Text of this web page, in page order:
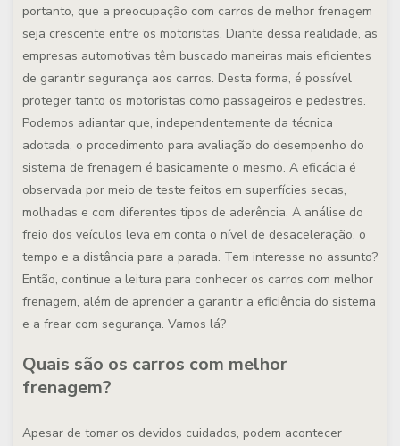
portanto, que a preocupação com carros de melhor frenagem
seja crescente entre os motoristas. Diante dessa realidade, as
empresas automotivas têm buscado maneiras mais eficientes
de garantir segurança aos carros. Desta forma, é possível
proteger tanto os motoristas como passageiros e pedestres.
Podemos adiantar que, independentemente da técnica
adotada, o procedimento para avaliação do desempenho do
sistema de frenagem é basicamente o mesmo. A eficácia é
observada por meio de teste feitos em superfícies secas,
molhadas e com diferentes tipos de aderência. A análise do
freio dos veículos leva em conta o nível de desaceleração, o
tempo e a distância para a parada. Tem interesse no assunto?
Então, continue a leitura para conhecer os carros com melhor
frenagem, além de aprender a garantir a eficiência do sistema
e a frear com segurança. Vamos lá?
Quais são os carros com melhor
frenagem?
Apesar de tomar os devidos cuidados, podem acontecer